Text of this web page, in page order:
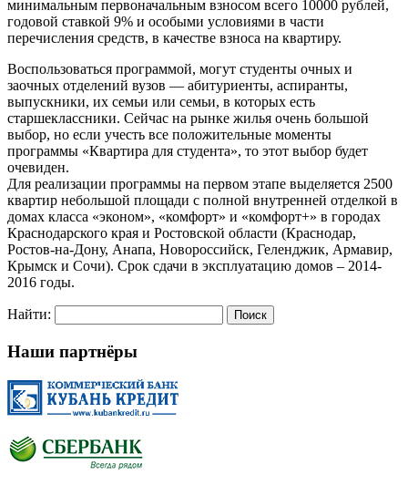
минимальным первоначальным взносом всего 10000 рублей,
годовой ставкой 9% и особыми условиями в части
перечисления средств, в качестве взноса на квартиру.
Воспользоваться программой, могут студенты очных и
заочных отделений вузов — абитуриенты, аспиранты,
выпускники, их семьи или семьи, в которых есть
старшеклассники. Сейчас на рынке жилья очень большой
выбор, но если учесть все положительные моменты
программы «Квартира для студента», то этот выбор будет
очевиден.
Для реализации программы на первом этапе выделяется 2500
квартир небольшой площади с полной внутренней отделкой в
домах класса «эконом», «комфорт» и «комфорт+» в городах
Краснодарского края и Ростовской области (Краснодар,
Ростов-на-Дону, Анапа, Новороссийск, Геленджик, Армавир,
Крымск и Сочи). Срок сдачи в эксплуатацию домов – 2014-
2016 годы.
Найти:
Наши партнёры